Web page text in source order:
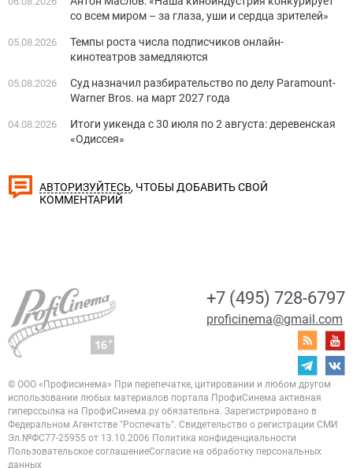
со всем миром – за глаза, уши и сердца зрителей»
05.08.2026
Темпы роста числа подписчиков онлайн-
кинотеатров замедляются
05.08.2026
Суд назначил разбирательство по делу Paramount-
Warner Bros. на март 2027 года
04.08.2026
Итоги уикенда с 30 июля по 2 августа: деревенская
«Одиссея»
АВТОРИЗУЙТЕСЬ, ЧТОБЫ ДОБАВИТЬ СВОЙ
КОММЕНТАРИЙ
+7 (495) 728-6797
proficinema@gmail.com
© ООО «Профисинема» При перепечатке, цитировании и любом другом
использовании любых материалов портала ПрофиСинема активная
гиперссылка на ПрофиСинема.ру обязательна. Зарегистрировано в
Федеральном Агентстве "Роспечать". Свидетельство о регистрации СМИ
Эл.№ФС77-25955 от 13.10.2006 Политика конфиденциальности
Пользовательское соглашениеСогласие на обработку персональных
данных